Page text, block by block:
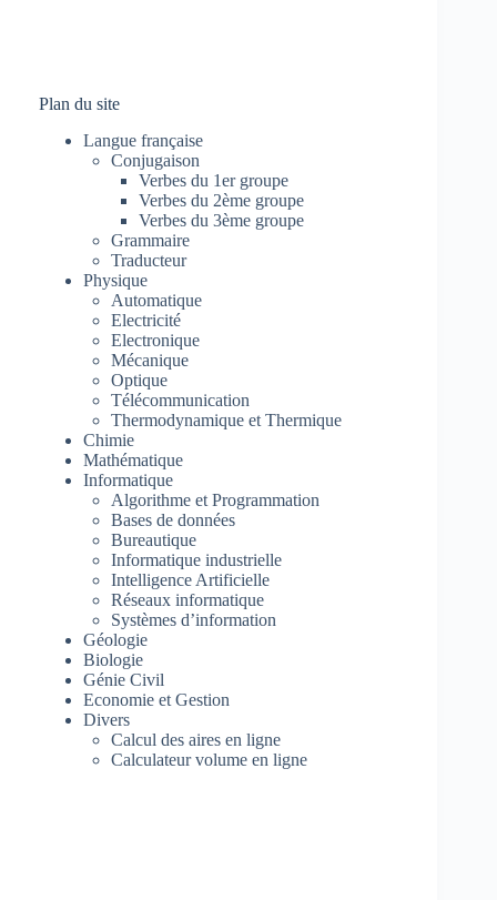
Plan du site
Langue française
Conjugaison
Verbes du 1er groupe
Verbes du 2ème groupe
Verbes du 3ème groupe
Grammaire
Traducteur
Physique
Automatique
Electricité
Electronique
Mécanique
Optique
Télécommunication
Thermodynamique et Thermique
Chimie
Mathématique
Informatique
Algorithme et Programmation
Bases de données
Bureautique
Informatique industrielle
Intelligence Artificielle
Réseaux informatique
Systèmes d’information
Géologie
Biologie
Génie Civil
Economie et Gestion
Divers
Calcul des aires en ligne
Calculateur volume en ligne